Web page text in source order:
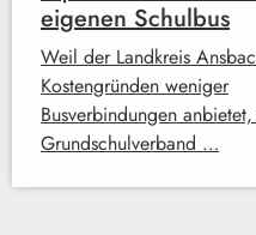
eigenen Schulbus
Weil der Landkreis
Kostengründen weniger
Busverbindungen
Grundschulverband …